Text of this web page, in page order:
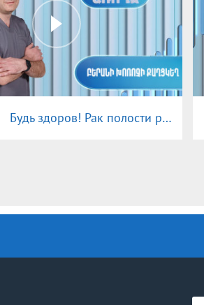
Будь здоров! Рак полости рта